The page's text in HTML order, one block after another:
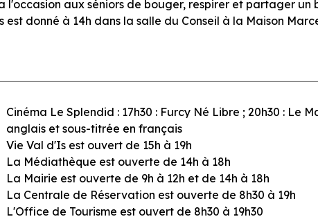
l'occasion aux séniors de bouger, respirer et partager un
donné à 14h dans la salle du Conseil à la Maison
Cinéma Le Splendid : 17h30 : Furcy Né Libre ; 20h30 : Le
anglais et sous-titrée en français
Vie Val d'Is est ouvert de 15h à 19h
La Médiathèque est ouverte de 14h à 18h
La Mairie est ouverte de 9h à 12h et de 14h à 18h
La Centrale de Réservation est ouverte de 8h30 à 19h
L'Office de Tourisme est ouvert de 8h30 à 19h30